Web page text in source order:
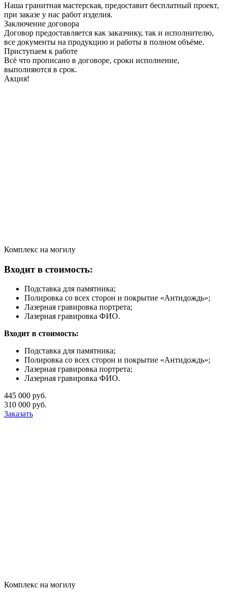
Наша гранитная мастерская, предоставит бесплатный проект,
при заказе у нас работ изделия.
Заключение договора
Договор предоставляется как заказчику, так и исполнителю,
все документы на продукцию и работы в полном объёме.
Приступаем к работе
Всё что прописано в договоре, сроки исполнение,
выполняются в срок.
Акция!
Комплекс на могилу
Входит в стоимость:
Подставка для памятника;
Полировка со всех сторон и покрытие «Антидождь»;
Лазерная гравировка портрета;
Лазерная гравировка ФИО.
Входит в стоимость:
Подставка для памятника;
Полировка со всех сторон и покрытие «Антидождь»;
Лазерная гравировка портрета;
Лазерная гравировка ФИО.
445 000 руб.
310 000 руб.
Заказать
Комплекс на могилу